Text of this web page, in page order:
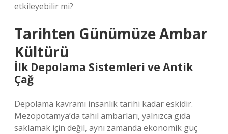
etkileyebilir mi?
Tarihten Günümüze Ambar
Kültürü
İlk Depolama Sistemleri ve Antik
Çağ
Depolama kavramı insanlık tarihi kadar eskidir.
Mezopotamya’da tahıl ambarları, yalnızca gıda
saklamak için değil, aynı zamanda ekonomik güç